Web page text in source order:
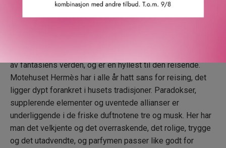
«En invitasjon til oppdagelsesreiser og fellesskap.» –
av fantasiens verden, og er en hyllest til den reisende.
Motehuset Hermès har i alle år hatt sans for reising, det
ligger dypt forankret i husets tradisjoner. Paradokser,
supplerende elementer og uventede allianser er
underliggende i de friske duftnotene tre og musk. Her har
man det velkjente og det overraskende, det rolige, trygge
og det utadvendte, og parfymen passer like godt for